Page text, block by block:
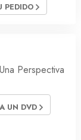
PEDIDO
Perspectiva
UN DVD